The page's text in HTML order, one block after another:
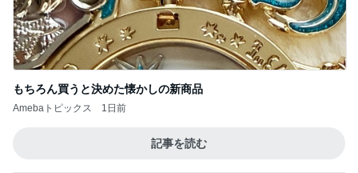
もちろん買うと決めた懐かしの新商品
Amebaトピックス 1日前
記事を読む